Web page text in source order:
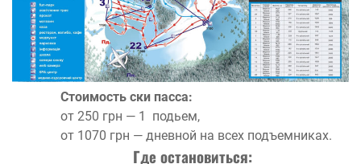
Стоимость ски пасса:
от 250 грн — 1 подьем,
от 1070 грн — дневной на всех подъемниках.
Где остановиться: